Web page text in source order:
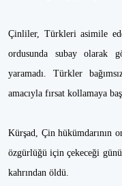
Çinliler, Türkleri asimile
ordusunda subay olarak
yaramadı. Türkler
amacıyla fırsat kollamaya
Kürşad, Çin hükümdarının
özgürlüğü için çekeceği
kahrından öldü.